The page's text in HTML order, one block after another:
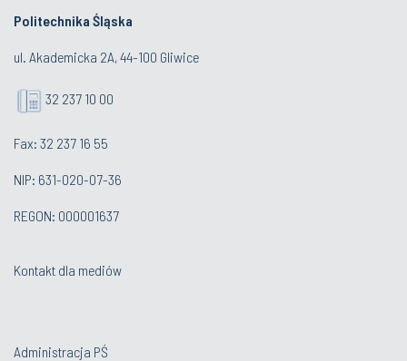
Politechnika Śląska
ul. Akademicka 2A, 44-100 Gliwice
32 237 10 00
Fax: 32 237 16 55
NIP: 631-020-07-36
REGON: 000001637
Kontakt dla mediów
Administracja PŚ